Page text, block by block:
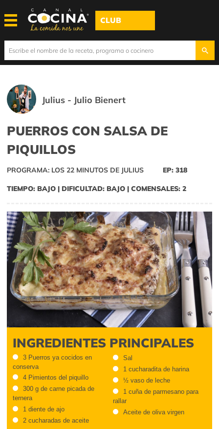
CLUB
Julius - Julio Bienert
PUERROS CON SALSA DE
PIQUILLOS
PROGRAMA: LOS 22 MINUTOS DE JULIUS EP: 318
TIEMPO: BAJO | DIFICULTAD: BAJO | COMENSALES: 2
INGREDIENTES PRINCIPALES
3 Puerros ya cocidos en
conserva
4 Pimientos del piquillo
300 g de carne picada de
ternera
1 diente de ajo
2 cucharadas de aceite
Sal
1 cucharadita de harina
½ vaso de leche
1 cuña de parmesano para
rallar
Aceite de oliva virgen